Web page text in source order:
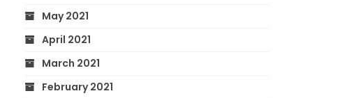
May 2021
April 2021
March 2021
February 2021